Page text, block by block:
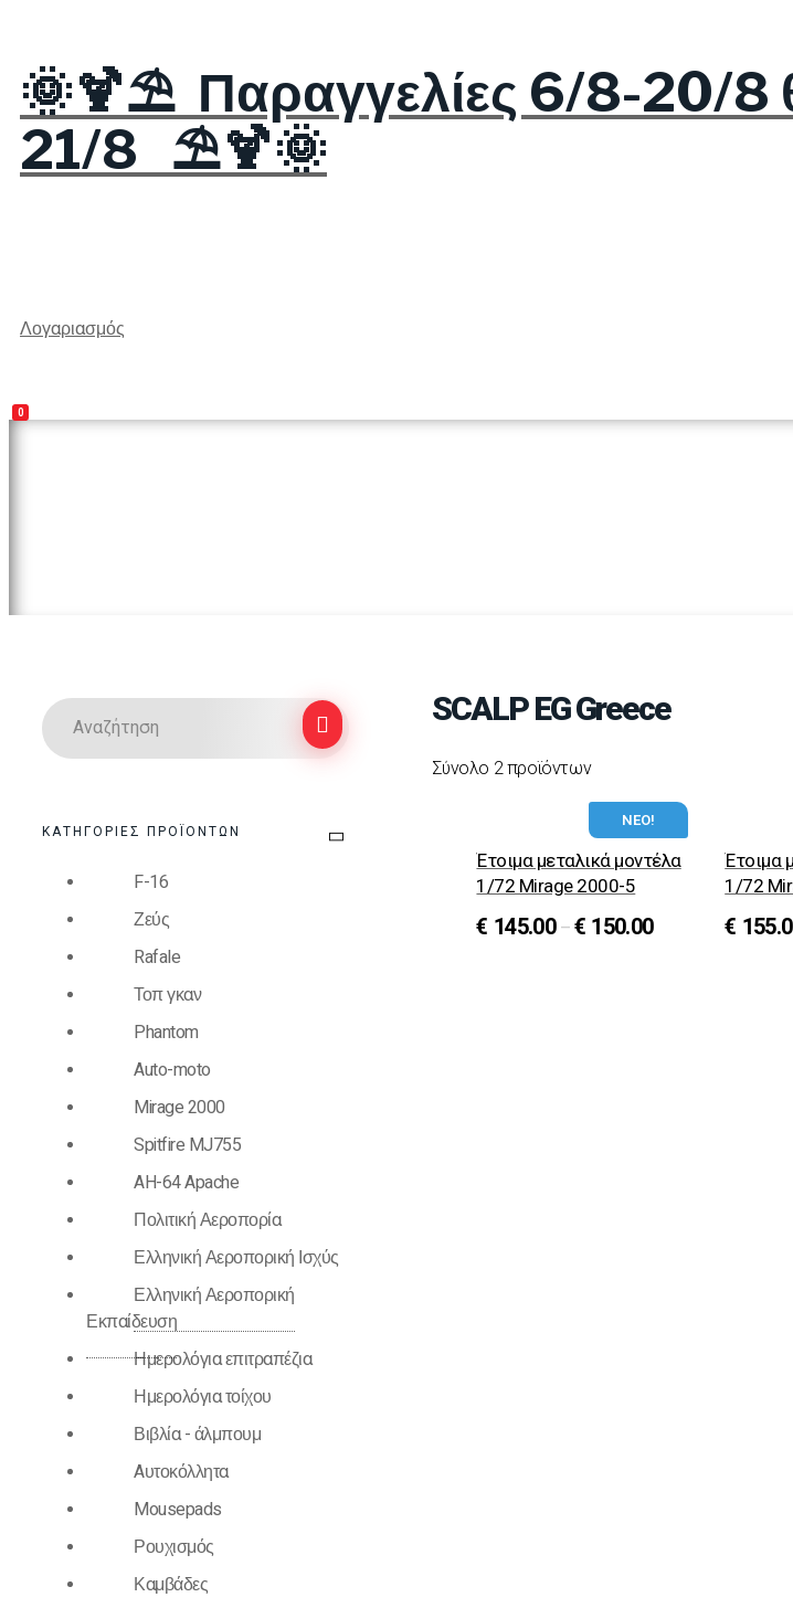
🌞🍹⛱️ Παραγγελίες 6/8-20/8
21/8 ⛱️🍹🌞
Λογαριασμός
0
SCALP EG Greece
Σύνολο 2 προϊόντων
ΝΕΟ!
Έτοιμα μεταλικά μοντέλα
1/72 Mirage 2000-5
€ 145.00–€ 150.00
Έτοιμα
1/72
€
ΚΑΤΗΓΟΡΊΕΣ ΠΡΟΪΌΝΤΩΝ
F-16
Ζεύς
Rafale
Τοπ γκαν
Phantom
Auto-moto
Mirage 2000
Spitfire MJ755
AH-64 Apache
Πολιτική Αεροπορία
Ελληνική Αεροπορική Ισχύς
Ελληνική Αεροπορική
Εκπαίδευση
Ημερολόγια επιτραπέζια
Ημερολόγια τοίχου
Βιβλία - άλμπουμ
Aυτοκόλλητα
Mousepads
Ρουχισμός
Καμβάδες